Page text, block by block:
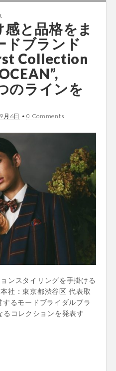
と品格をま
ドブランド
Collection
のラインを
月6日 •0 Comments
ンスタイリングを手掛ける
社：東京都渋谷区 代表取
るモードブライダルブラ
るコレクションを発表す